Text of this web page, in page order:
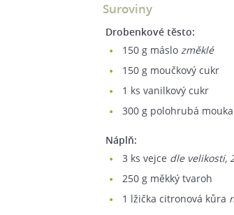
Suroviny
Drobenkové těsto:
150 g máslo změklé
150 g moučkový cukr
1 ks vanilkový cukr
300 g polohrubá mouka
Náplň:
3 ks vejce dle velikosti,
250 g měkký tvaroh
1 lžička citronová kůra